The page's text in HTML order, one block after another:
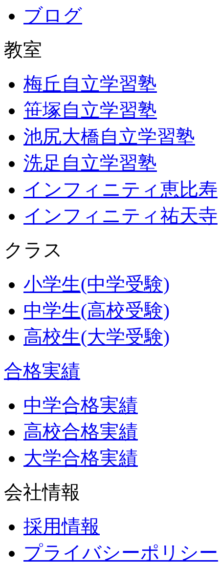
ブログ
教室
梅丘自立学習塾
笹塚自立学習塾
池尻大橋自立学習塾
洗足自立学習塾
インフィニティ恵比寿
インフィニティ祐天寺
クラス
小学生(中学受験)
中学生(高校受験)
高校生(大学受験)
合格実績
中学合格実績
高校合格実績
大学合格実績
会社情報
採用情報
プライバシーポリシー